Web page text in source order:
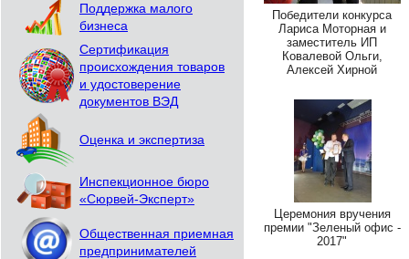
Поддержка малого
бизнеса
Сертификация
происхождения товаров
и удостоверение
документов ВЭД
Оценка и экспертиза
Инспекционное бюро
«Сюрвей-Эксперт»
Общественная приемная
предпринимателей
Победители конкурса
Лариса Моторная и
заместитель ИП
Ковалевой Ольги,
Алексей Хирной
Церемония вручения
премии "Зеленый офис -
2017"